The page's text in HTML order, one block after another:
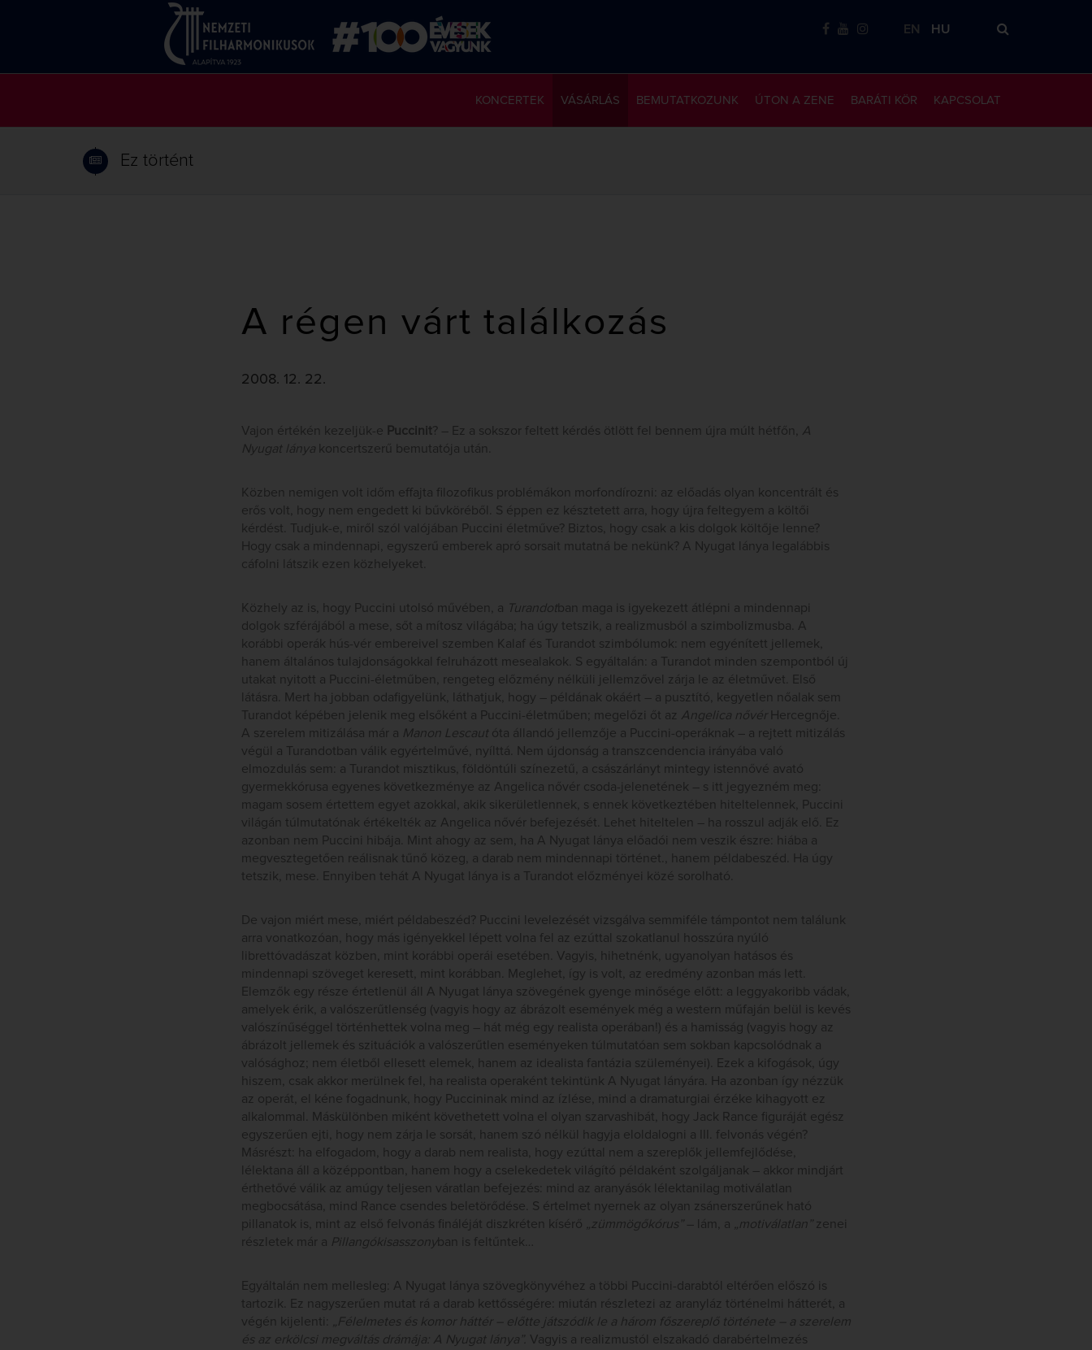
EN HU
KAPCSOLAT
BARÁTI KÖR
ÚTON A ZENE
KONCERTEK VÁSÁRLÁS BEMUTATKOZUNK
Ez történt
A régen várt találkozás
2008. 12. 22.
Vajon értékén kezeljük-e Puccinit? – Ez a sokszor feltett kérdés ötlött fel bennem újra múlt hétfőn,
A
Nyugat lánya koncertszerű bemutatója után.
Közben nemigen volt időm effajta filozofikus problémákon morfondírozni: az előadás olyan koncentrált és
erős volt, hogy nem engedett ki bűvköréből. S éppen ez késztetett arra, hogy újra feltegyem a költői
kérdést. Tudjuk-e, miről szól valójában Puccini életműve? Biztos, hogy csak a kis dolgok költője lenne?
Hogy csak a mindennapi, egyszerű emberek apró sorsait mutatná be nekünk? A Nyugat lánya legalábbis
cáfolni látszik ezen közhelyeket.
Közhely az is, hogy Puccini utolsó művében, a Turandot ban maga is igyekezett átlépni a mindennapi
dolgok szférájából a mese, sőt a mítosz világába; ha úgy tetszik, a realizmusból a szimbolizmusba. A
korábbi operák hús-vér embereivel szemben Kalaf és Turandot szimbólumok: nem egyénített jellemek,
hanem általános tulajdonságokkal felruházott mesealakok. S egyáltalán: a Turandot minden szempontból új
utakat nyitott a Puccini-életműben, rengeteg előzmény nélküli jellemzővel zárja le az életművet. Első
látásra. Mert ha jobban odafigyelünk, láthatjuk, hogy – példának okáért – a pusztító, kegyetlen nőalak sem
Turandot képében jelenik meg elsőként a Puccini-életműben; megelőzi őt az Angelica nővér Hercegnője.
A szerelem mitizálása már a Manon Lescaut óta állandó jellemzője a Puccini-operáknak – a rejtett mitizálás
végül a Turandotban válik egyértelművé, nyílttá. Nem újdonság a transzcendencia irányába való
elmozdulás sem: a Turandot misztikus, földöntúli színezetű, a császárlányt mintegy istennővé avató
gyermekkórusa egyenes következménye az Angelica nővér csoda-jelenetének – s itt jegyezném meg:
magam sosem értettem egyet azokkal, akik sikerületlennek, s ennek következtében hiteltelennek, Puccini
világán túlmutatónak értékelték az Angelica nővér befejezését. Lehet hiteltelen – ha rosszul adják elő. Ez
azonban nem Puccini hibája. Mint ahogy az sem, ha A Nyugat lánya előadói nem veszik észre: hiába a
megvesztegetően reálisnak tűnő közeg, a darab nem mindennapi történet., hanem példabeszéd. Ha úgy
tetszik, mese. Ennyiben tehát A Nyugat lánya is a Turandot előzményei közé sorolható.
De vajon miért mese, miért példabeszéd? Puccini levelezését vizsgálva semmiféle támpontot nem találunk
arra vonatkozóan, hogy más igényekkel lépett volna fel az ezúttal szokatlanul hosszúra nyúló
librettóvadászat közben, mint korábbi operái esetében. Vagyis, hihetnénk, ugyanolyan hatásos és
mindennapi szöveget keresett, mint korábban. Meglehet, így is volt, az eredmény azonban más lett.
Elemzők egy része értetlenül áll A Nyugat lánya szövegének gyenge minősége előtt: a leggyakoribb vádak,
amelyek érik, a valószerűtlenség (vagyis hogy az ábrázolt események még a western műfaján belül is kevés
valószínűséggel történhettek volna meg – hát még egy realista operában!) és a hamisság (vagyis hogy az
ábrázolt jellemek és szituációk a valószerűtlen eseményeken túlmutatóan sem sokban kapcsolódnak a
valósághoz; nem életből ellesett elemek, hanem az idealista fantázia szüleményei). Ezek a kifogások, úgy
hiszem, csak akkor merülnek fel, ha realista operaként tekintünk A Nyugat lányára. Ha azonban így nézzük
az operát, el kéne fogadnunk, hogy Puccininak mind az ízlése, mind a dramaturgiai érzéke kihagyott ez
alkalommal. Máskülönben miként követhetett volna el olyan szarvashibát, hogy Jack Rance figuráját egész
egyszerűen ejti, hogy nem zárja le sorsát, hanem szó nélkül hagyja eloldalogni a III. felvonás végén?
Másrészt: ha elfogadom, hogy a darab nem realista, hogy ezúttal nem a szereplők jellemfejlődése,
lélektana áll a középpontban, hanem hogy a cselekedetek világító példaként szolgáljanak – akkor mindjárt
érthetővé válik az amúgy teljesen váratlan befejezés: mind az aranyásók lélektanilag motiválatlan
megbocsátása, mind Rance csendes beletörődése. S értelmet nyernek az olyan zsánerszerűnek ható
pillanatok is, mint az első felvonás fináléját diszkréten kísérő
„zümmögőkórus” – lám, a „motiválatlan” zenei
részletek már a Pillangókisasszony ban is feltűntek…
Egyáltalán nem mellesleg: A Nyugat lánya szövegkönyvéhez a többi Puccini-darabtól eltérően előszó is
tartozik. Ez nagyszerűen mutat rá a darab kettősségére: miután részletezi az aranyláz történelmi hátterét, a
végén kijelenti:
„Félelmetes és komor háttér – előtte játszódik le a három főszereplő története – a szerelem
és az erkölcsi megváltás drámája: A Nyugat lánya”. Vagyis a realizmustól elszakadó darabértelmezés